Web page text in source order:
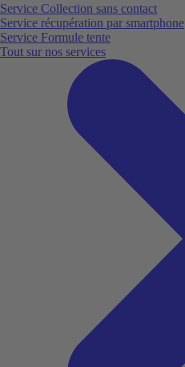
Service Collection sans contact
Service récupération par smartphone
Service Formule tente
Tout sur nos services